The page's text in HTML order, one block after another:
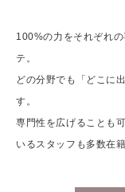
100%の力をそれぞれ
テ。
どの分野でも「どこに
す。
専門性を広げることも
いるスタッフも多数在